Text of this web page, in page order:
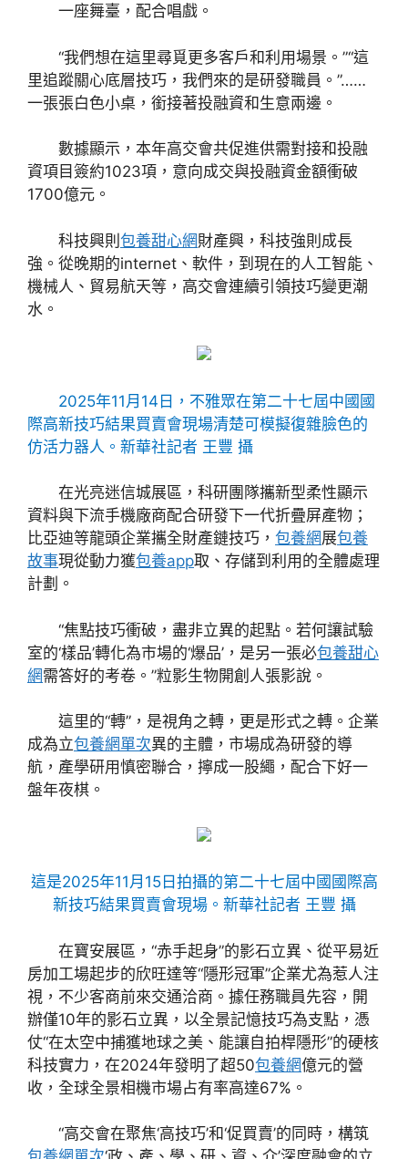
一座舞臺，配合唱戲。
“我們想在這里尋覓更多客戶和利用場景。”“這
里追蹤關心底層技巧，我們來的是研發職員。”……
一張張白色小桌，銜接著投融資和生意兩邊。
數據顯示，本年高交會共促進供需對接和投融
資項目簽約1023項，意向成交與投融資金額衝破
1700億元。
科技興則 包養甜心網財產興，科技強則成長
強。從晚期的internet、軟件，到現在的人工智能、
機械人、貿易航天等，高交會連續引領技巧變更潮
水。
2025年11月14日，不雅眾在第二十七屆中國國
際高新技巧結果買賣會現場清楚可模擬復雜臉色的
仿活力器人。新華社記者 王豐 攝
在光亮迷信城展區，科研團隊攜新型柔性顯示
資料與下流手機廠商配合研發下一代折疊屏產物；
比亞迪等龍頭企業攜全財產鏈技巧， 包養網展包養
故事現從動力獲包養app取、存儲到利用的全體處理
計劃。
“焦點技巧衝破，盡非立異的起點。若何讓試驗
室的‘樣品’轉化為市場的‘爆品’，是另一張必包養甜心
網需答好的考卷。”粒影生物開創人張影說。
這里的“轉”，是視角之轉，更是形式之轉。企業
成為立包養網單次異的主體，市場成為研發的導
航，產學研用慎密聯合，擰成一股繩，配合下好一
盤年夜棋。
這是2025年11月15日拍攝的第二十七屆中國國際高
新技巧結果買賣會現場。新華社記者 王豐 攝
在寶安展區，“赤手起身”的影石立異、從平易近
房加工場起步的欣旺達等“隱形冠軍”企業尤為惹人注
視，不少客商前來交通洽商。據任務職員先容，開
辦僅10年的影石立異，以全景記憶技巧為支點，憑
仗“在太空中捕獲地球之美、能讓自拍桿隱形”的硬核
科技實力，在2024年發明了超50包養網億元的營
收，全球全景相機市場占有率高達67%。
“高交會在聚焦‘高技巧’和‘促買賣’的同時，構筑